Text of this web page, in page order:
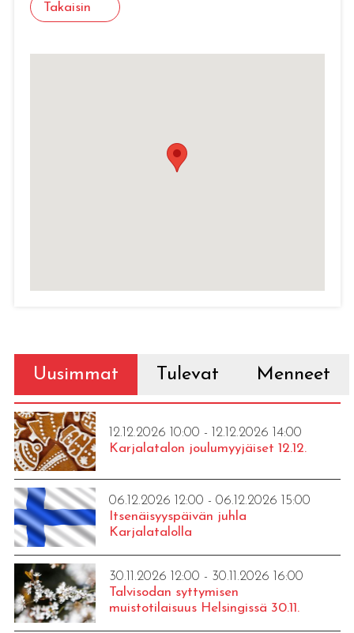
Takaisin
Uusimmat Tulevat Menneet
12.12.2026 10:00 - 12.12.2026 14:00
Karjalatalon joulumyyjäiset 12.12.
06.12.2026 12:00 - 06.12.2026 15:00
Itsenäisyyspäivän juhla
Karjalatalolla
30.11.2026 12:00 - 30.11.2026 16:00
Talvisodan syttymisen
muistotilaisuus Helsingissä 30.11.